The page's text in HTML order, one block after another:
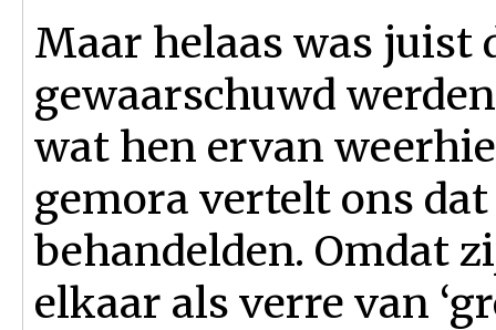
Maar helaas was juist
gewaarschuwd
wat hen ervan
gemora vertelt ons
behandelden. Omdat
elkaar als verre van